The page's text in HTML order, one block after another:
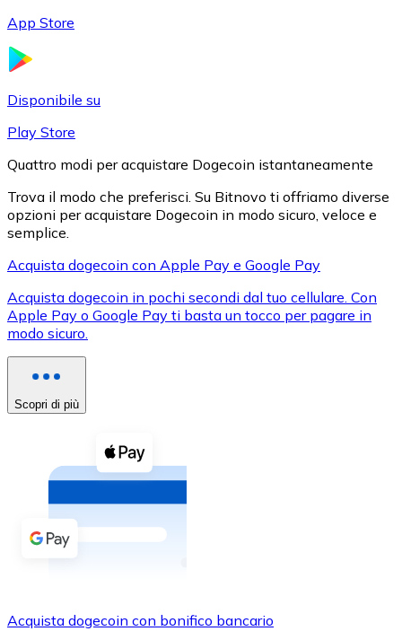
XRP
XRP
Vedi tutto
Buoni cripto
Acquista criptovalute in contanti e altri mezzi di
Acquista con contanti
Bonifico SEPA
App Store
Disponibile su
Play Store
Quattro modi per acquistare Dogecoin istantaneamente
Trova il modo che preferisci. Su Bitnovo ti offriamo diverse
opzioni per acquistare Dogecoin in modo sicuro, veloce e
semplice.
Acquista dogecoin con Apple Pay e Google Pay
Acquista dogecoin in pochi secondi dal tuo cellulare. Con
Apple Pay o Google Pay ti basta un tocco per pagare in
modo sicuro.
Scopri di più
Acquista dogecoin con bonifico bancario